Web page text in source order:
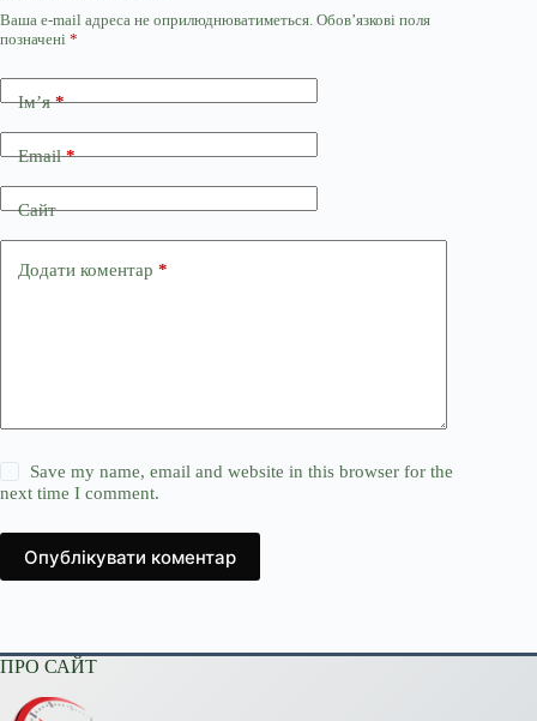
Ваша e-mail адреса не оприлюднюватиметься. Обов’язкові поля
позначені *
Ім’я*
Email*
Сайт
Додати коментар *
Save my name, email and website in this browser for the
next time I comment.
Опублікувати коментар
ПРО САЙТ